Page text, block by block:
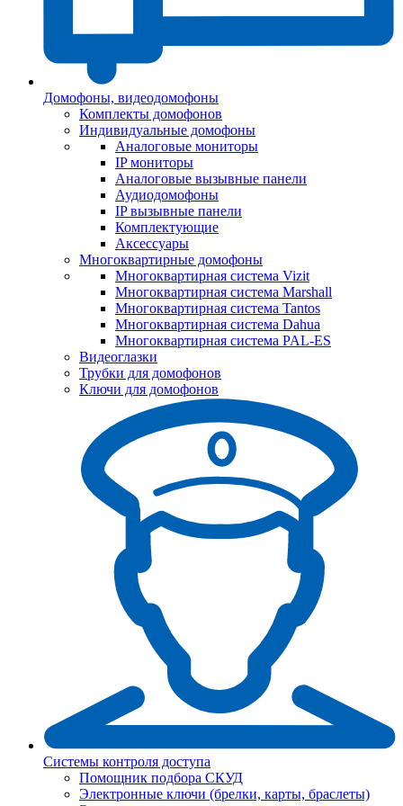
Домофоны, видеодомофоны
Комплекты домофонов
Индивидуальные домофоны
Аналоговые мониторы
IP мониторы
Аналоговые вызывные панели
Аудиодомофоны
IP вызывные панели
Комплектующие
Аксессуары
Многоквартирные домофоны
Многоквартирная система Vizit
Многоквартирная система Marshall
Многоквартирная система Tantos
Многоквартирная система Dahua
Многоквартирная система PAL-ES
Видеоглазки
Трубки для домофонов
Ключи для домофонов
Системы контроля доступа
Помощник подбора СКУД
Электронные ключи (брелки, карты, браслеты)